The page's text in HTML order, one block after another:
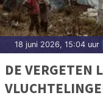
18 juni 2026, 15:04 uur
DE VERGETEN